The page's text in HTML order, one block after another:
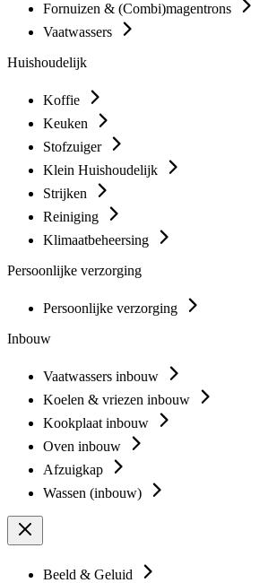
Fornuizen & (Combi)magentrons
Vaatwassers
Huishoudelijk
Koffie
Keuken
Stofzuiger
Klein Huishoudelijk
Strijken
Reiniging
Klimaatbeheersing
Persoonlijke verzorging
Persoonlijke verzorging
Inbouw
Vaatwassers inbouw
Koelen & vriezen inbouw
Kookplaat inbouw
Oven inbouw
Afzuigkap
Wassen (inbouw)
Beeld & Geluid